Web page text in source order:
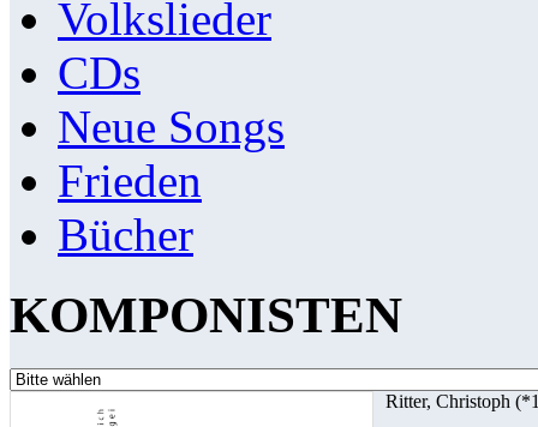
Volkslieder
CDs
Neue Songs
Frieden
Bücher
KOMPONISTEN
Ritter, Christoph